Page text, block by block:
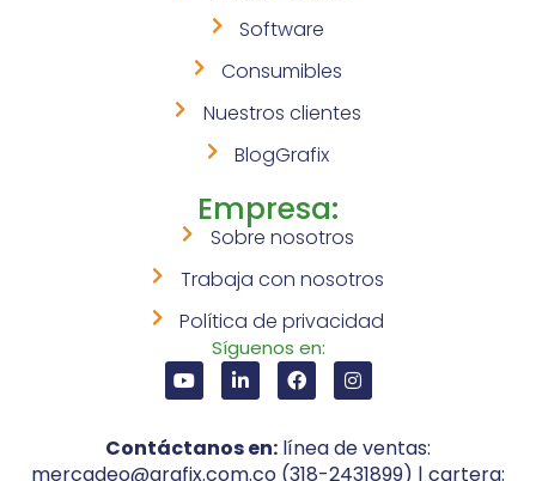
Software
Consumibles
Nuestros clientes
BlogGrafix
Empresa:
Sobre nosotros
Trabaja con nosotros
Política de privacidad
Síguenos en:
Contáctanos en: línea de ventas:
mercadeo@grafix.com.co (318-2431899) | cartera: